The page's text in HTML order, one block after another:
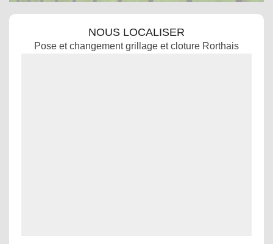
NOUS LOCALISER
Pose et changement grillage et cloture Rorthais